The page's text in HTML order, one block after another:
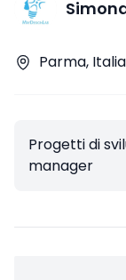
Parma, Italia
Progetti di
manager